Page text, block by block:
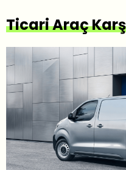
Ticari Araç